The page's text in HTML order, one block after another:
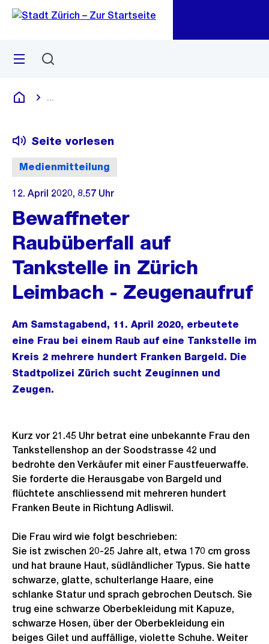
Navigation
Sprunglink
Menü
Deutsch
Medienmitteilung
Seite vorlesen
12. April 2020, 8.57 Uhr
Bewaffneter
Raubüberfall auf
Tankstelle in Zürich
Leimbach - Zeugenaufruf
Am Samstagabend, 11. April 2020, erbeutete
eine Frau bei einem Raub auf eine Tankstelle im
Kreis 2 mehrere hundert Franken Bargeld. Die
Stadtpolizei Zürich sucht Zeuginnen und
Zeugen.
Kurz vor 21.45 Uhr betrat eine unbekannte Frau den
Tankstellenshop an der Soodstrasse 42 und
bedrohte den Verkäufer mit einer Faustfeuerwaffe.
Sie forderte die Herausgabe von Bargeld und
flüchtete anschliessend mit mehreren hundert
Franken Beute in Richtung Adliswil.
Die Frau wird wie folgt beschrieben:
Sie ist zwischen 20-25 Jahre alt, etwa 170 cm gross
und hat braune Haut, südländlicher Typus. Sie hatte
schwarze, glatte, schulterlange Haare, eine
schlanke Statur und sprach gebrochen Deutsch. Sie
trug eine schwarze Oberbekleidung mit Kapuze,
schwarze Hosen, über der Oberbekleidung ein
beiges Gilet und auffällige, violette Schuhe. Weiter